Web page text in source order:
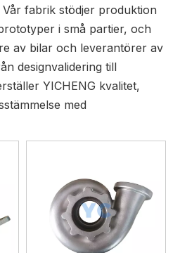
fabrik stödjer produktion
i små partier, och
av bilar och leverantörer av
designvalidering till
YICHENG kvalitet,
med